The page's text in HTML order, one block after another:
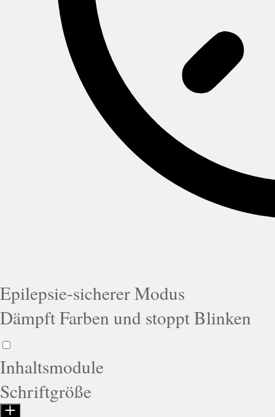
Epilepsie-sicherer Modus
Dämpft Farben und stoppt Blinken
Inhaltsmodule
Schriftgröße